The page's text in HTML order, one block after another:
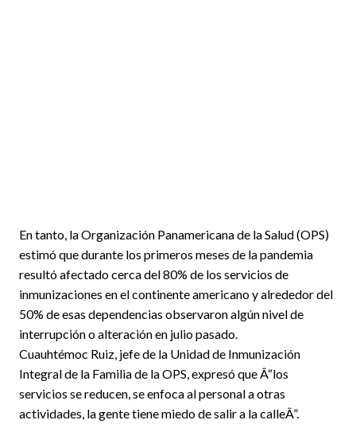
En tanto, la Organización Panamericana de la Salud (OPS)
estimó que durante los primeros meses de la pandemia
resultó afectado cerca del 80% de los servicios de
inmunizaciones en el continente americano y alrededor del
50% de esas dependencias observaron algún nivel de
interrupción o alteración en julio pasado.
Cuauhtémoc Ruiz, jefe de la Unidad de Inmunización
Integral de la Familia de la OPS, expresó que Â“los
servicios se reducen, se enfoca al personal a otras
actividades, la gente tiene miedo de salir a la calleÂ”.